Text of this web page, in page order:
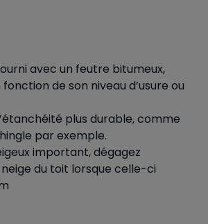
avec un feutre bitumeux,
de son niveau d’usure ou
plus durable, comme
par exemple.
important, dégagez
du toit lorsque celle-ci